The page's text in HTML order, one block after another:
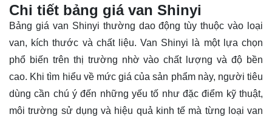
Chi tiết bảng giá van Shinyi
Bảng giá van Shinyi thường dao động tùy thuộc vào loại
van, kích thước và chất liệu. Van Shinyi là một lựa chọn
phổ biến trên thị trường nhờ vào chất lượng và độ bền
cao. Khi tìm hiểu về mức giá của sản phẩm này, người tiêu
dùng cần chú ý đến những yếu tố như đặc điểm kỹ thuật,
môi trường sử dụng và hiệu quả kinh tế mà từng loại van